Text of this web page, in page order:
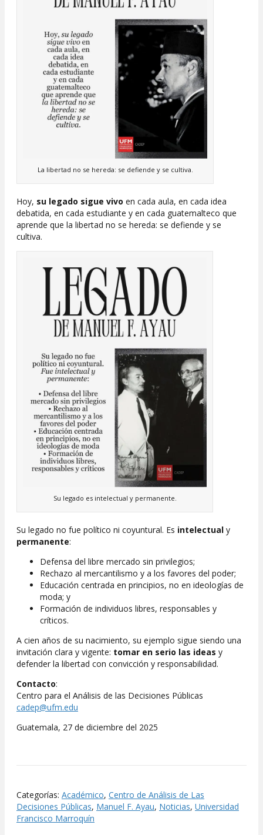
La libertad no se hereda: se defiende y se cultiva.
Hoy, su legado sigue vivo en cada aula, en cada idea
debatida, en cada estudiante y en cada guatemalteco que
aprende que la libertad no se hereda: se defiende y se
cultiva.
Su legado es intelectual y permanente.
Su legado no fue político ni coyuntural. Es intelectual y
permanente:
Defensa del libre mercado sin privilegios;
Rechazo al mercantilismo y a los favores del poder;
Educación centrada en principios, no en ideologías de
moda; y
Formación de individuos libres, responsables y
críticos.
A cien años de su nacimiento, su ejemplo sigue siendo una
invitación clara y vigente: tomar en serio las ideas y
defender la libertad con convicción y responsabilidad.
Contacto:
Centro para el Análisis de las Decisiones Públicas
cadep@ufm.edu
Guatemala, 27 de diciembre del 2025
Categorías: Académico, Centro de Análisis de Las
Decisiones Públicas, Manuel F. Ayau, Noticias, Universidad
Francisco Marroquín